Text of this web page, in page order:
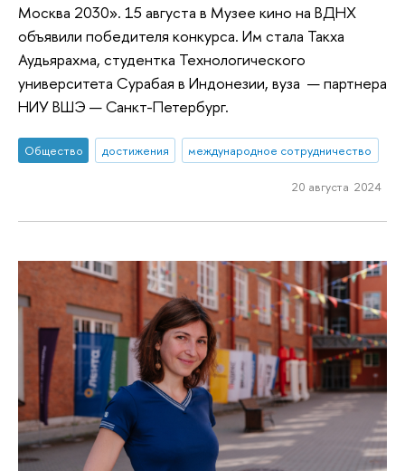
Москва 2030». 15 августа в Музее кино на ВДНХ
объявили победителя конкурса. Им стала Такха
Аудьярахма, студентка Технологического
университета Сурабая в Индонезии, вуза — партнера
НИУ ВШЭ — Санкт-Петербург.
Общество достижения международное сотрудничество
20 августа 2024